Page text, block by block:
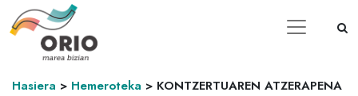
Hasiera > Hemeroteka > KONTZERTUAREN ATZERAPENA